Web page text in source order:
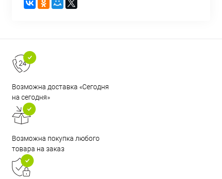
Возможна доставка «Сегодня
на сегодня»
Возможна покупка любого
товара на заказ